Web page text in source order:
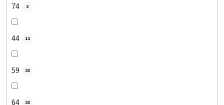
74 2
44 11
59 23
64 23